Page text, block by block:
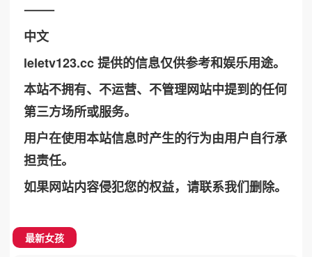
⸻
中文
leletv123.cc 提供的信息仅供参考和娱乐用途。
本站不拥有、不运营、不管理网站中提到的任何
第三方场所或服务。
用户在使用本站信息时产生的行为由用户自行承
担责任。
如果网站内容侵犯您的权益，请联系我们删除。
最新女孩